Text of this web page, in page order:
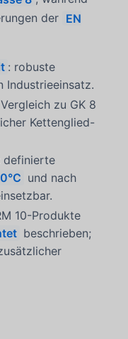
der EN
: robuste
Industrieeinsatz.
zu GK 8
Kettenglied-
definierte
und nach
10-Produkte
beschrieben;